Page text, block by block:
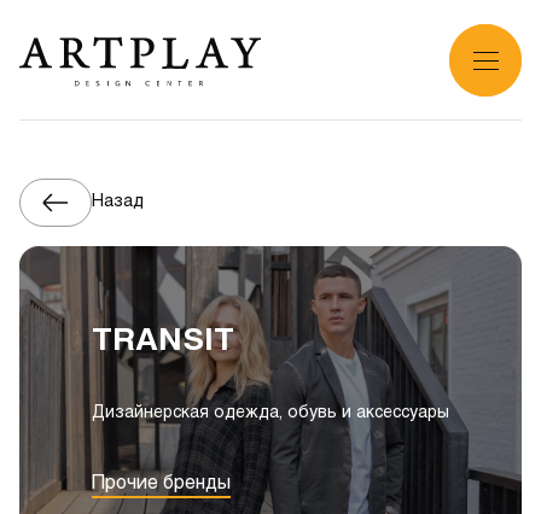
Назад
TRANSIT
Дизайнерская одежда, обувь и аксессуары
Прочие бренды